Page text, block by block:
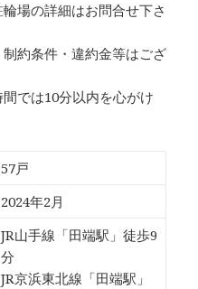
場の詳細はお問合せ下さ
約条件・違約金等はござ
では10分以内を心がけ
57戸
2024年2月
JR山手線「田端駅」徒歩9
分
JR京浜東北線「田端駅」